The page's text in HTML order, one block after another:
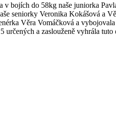
bojích do 58kg naše juniorka
seniorky Veronika Kokášová a
Věra Vomáčková a
a zaslouženě vyhrála tuto